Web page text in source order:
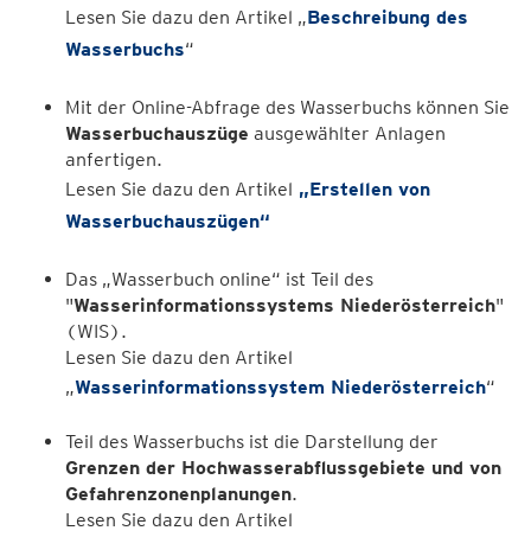
Lesen Sie dazu den Artikel „Beschreibung des
Wasserbuchs“
Mit der Online-Abfrage des Wasserbuchs können Sie
Wasserbuchauszüge ausgewählter Anlagen
anfertigen.
Lesen Sie dazu den Artikel „Erstellen von
Wasserbuchauszügen“
Das „Wasserbuch online“ ist Teil des
"Wasserinformationssystems Niederösterreich"
(WIS).
Lesen Sie dazu den Artikel
„Wasserinformationssystem Niederösterreich“
Teil des Wasserbuchs ist die Darstellung der
Grenzen der Hochwasserabflussgebiete und von
Gefahrenzonenplanungen.
Lesen Sie dazu den Artikel